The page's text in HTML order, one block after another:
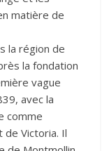
matière de
la région de
la fondation
vague
avec la
comme
de Victoria. Il